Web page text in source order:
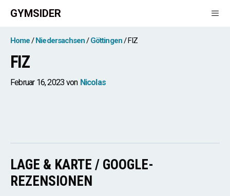
Zum
Inhalt
springen
GYMSIDER
Home Niedersachsen Göttingen FIZ
FIZ
Februar 16, 2023 von Nicolas
LAGE & KARTE / GOOGLE-
REZENSIONEN